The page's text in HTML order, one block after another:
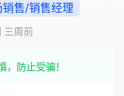
销售/销售经理
三周前
防止受骗！